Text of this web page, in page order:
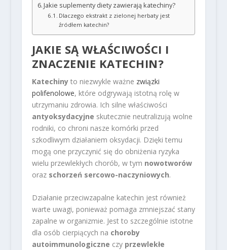
Jakie suplementy diety zawierają katechiny?
Dlaczego ekstrakt z zielonej herbaty jest
źródłem katechin?
JAKIE SĄ WŁAŚCIWOŚCI I
ZNACZENIE KATECHIN?
Katechinyto niezwykle ważne związki
polifenolowe, które odgrywają istotną rolę w
utrzymaniu zdrowia. Ich silne właściwości
antyoksydacyjne skutecznie neutralizują wolne
rodniki, co chroni nasze komórki przed
szkodliwym działaniem oksydacji. Dzięki temu
mogą one przyczynić się do obniżenia ryzyka
wielu przewlekłych chorób, w tym nowotworów
oraz schorzeń sercowo-naczyniowych.
Działanie przeciwzapalne katechin jest również
warte uwagi, ponieważ pomaga zmniejszać stany
zapalne w organizmie. Jest to szczególnie istotne
dla osób cierpiących na choroby
autoimmunologiczne czy przewlekłe